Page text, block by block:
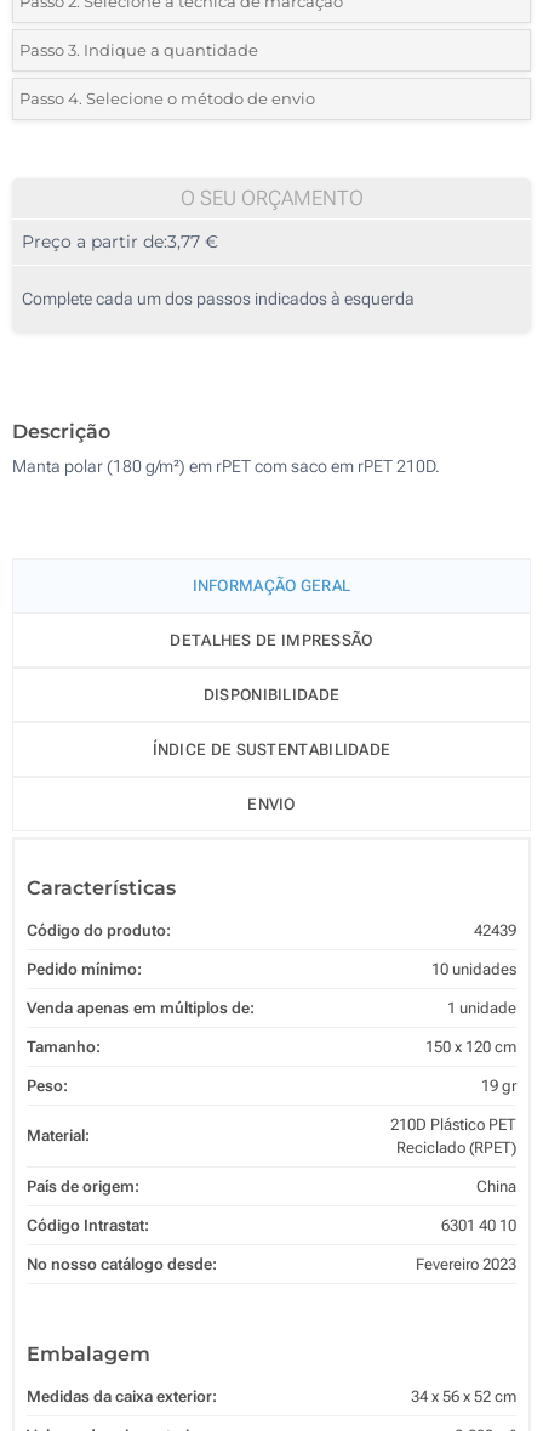
*Selecione o tipo de marcação e as cores do logotipo:
1 Cor (Num lado)
Sem impressão
Passo 3. Indique a quantidade
*Quantidade mínima:10
20
50
Outra :
Passo 4. Selecione o método de envio
O SEU ORÇAMENTO
Preço a partir de:3,77 €
Complete cada um dos passos indicados à esquerda
Descrição
Manta polar (180 g/m²) em rPET com saco em rPET 210D.
INFORMAÇÃO GERAL
DETALHES DE IMPRESSÃO
DISPONIBILIDADE
ÍNDICE DE SUSTENTABILIDADE
ENVIO
Características
Código do produto: 42439
Pedido mínimo: 10 unidades
Venda apenas em múltiplos de: 1 unidade
Tamanho: 150 x 120 cm
Peso: 19 gr
Material:
210D Plástico PET
Reciclado (RPET)
País de origem: China
Código Intrastat: 6301 40 10
No nosso catálogo desde: Fevereiro 2023
Embalagem
Medidas da caixa exterior: 34 x 56 x 52 cm